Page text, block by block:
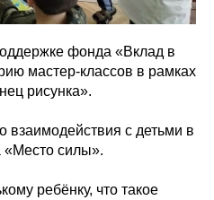
фонда «Вклад в
мастер-классов в рамках
рисунка».
с детьми в
«Место силы».
ребёнку, что такое